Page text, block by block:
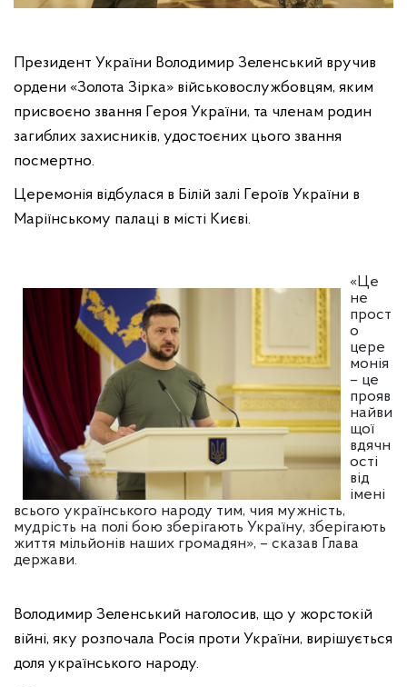
Президент України Володимир Зеленський вручив
ордени «Золота Зірка» військовослужбовцям, яким
присвоєно звання Героя України, та членам родин
загиблих захисників, удостоєних цього звання
посмертно.
Церемонія відбулася в Білій залі Героїв України в
Маріїнському палаці в місті Києві.
«Це
не
прост
о
цере
монія
– це
прояв
найви
щої
вдячн
ості
від
імені
всього українського народу тим, чия мужність,
мудрість на полі бою зберігають Україну, зберігають
життя мільйонів наших громадян», – сказав Глава
держави.
Володимир Зеленський наголосив, що у жорстокій
війні, яку розпочала Росія проти України, вирішується
доля українського народу.